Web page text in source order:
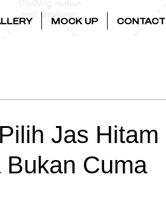
MOCK UP CONTACT
Jas Hitam
Bukan Cuma